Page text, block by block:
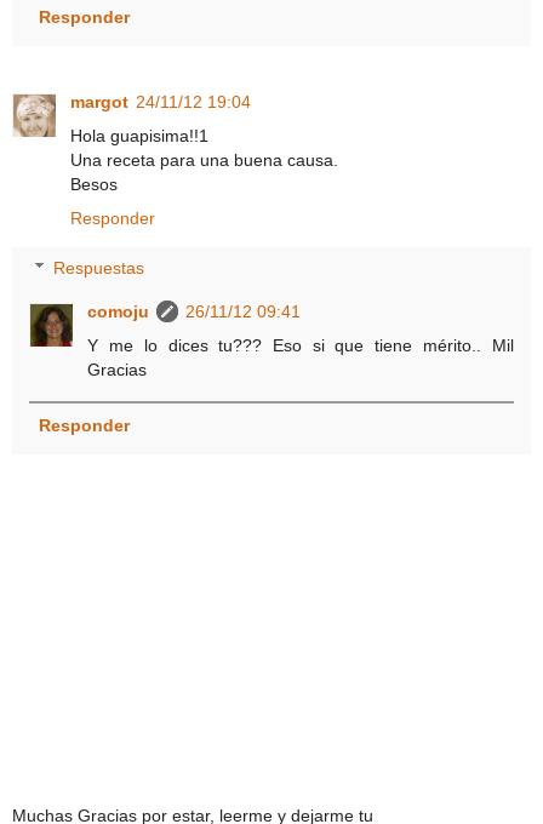
Responder
margot 24/11/12 19:04
Hola guapisima!!1
Una receta para una buena causa.
Besos
Responder
Respuestas
comoju
26/11/12 09:41
Y me lo dices tu??? Eso si que tiene mérito.. Mil
Gracias
Responder
Muchas Gracias por estar, leerme y dejarme tu